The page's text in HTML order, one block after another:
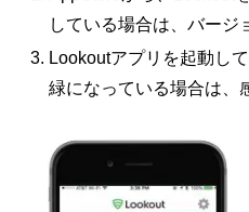
している場合は、バージ
Lookoutアプリを起動し
緑になっている場合は、